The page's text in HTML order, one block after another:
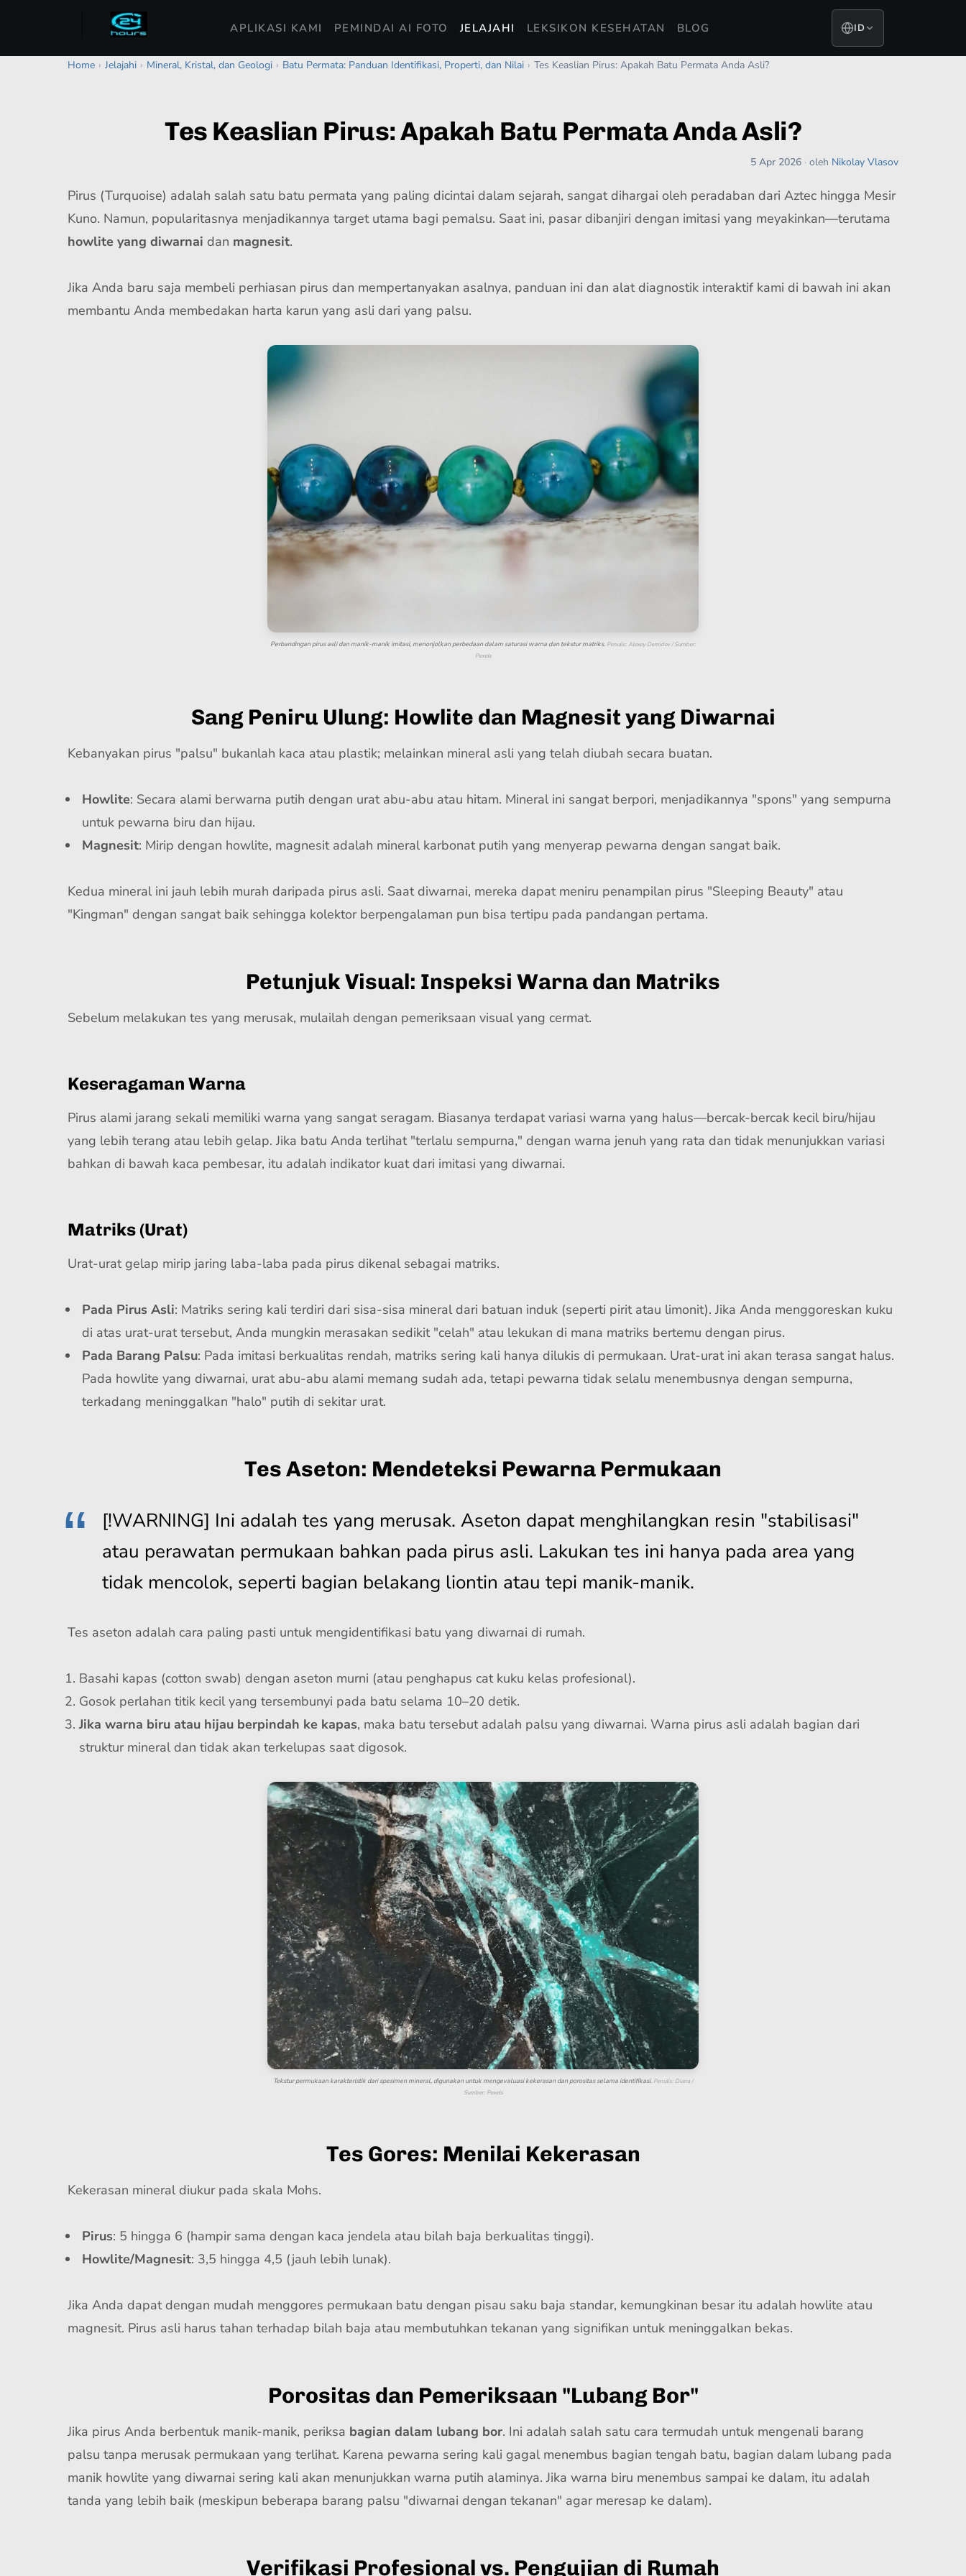
APLIKASI KAMI PEMINDAI AI FOTO JELAJAHI LEKSIKON KESEHATAN BLOG ID
Home › Jelajahi › Mineral, Kristal, dan Geologi › Batu Permata: Panduan Identifikasi, Properti, dan Nilai › Tes Keaslian Pirus: Apakah Batu Permata Anda Asli?
Tes Keaslian Pirus: Apakah Batu Permata Anda Asli?
5 Apr 2026 ·oleh Nikolay Vlasov
Pirus (Turquoise) adalah salah satu batu permata yang paling dicintai dalam sejarah, sangat dihargai oleh peradaban dari Aztec hingga Mesir
Kuno. Namun, popularitasnya menjadikannya target utama bagi pemalsu. Saat ini, pasar dibanjiri dengan imitasi yang meyakinkan—terutama
howlite yang diwarnai dan magnesit.
Jika Anda baru saja membeli perhiasan pirus dan mempertanyakan asalnya, panduan ini dan alat diagnostik interaktif kami di bawah ini akan
membantu Anda membedakan harta karun yang asli dari yang palsu.
Perbandingan pirus asli dan manik-manik imitasi, menonjolkan perbedaan dalam saturasi warna dan tekstur matriks. Penulis: Alexey Demidov / Sumber:
Pexels
Sang Peniru Ulung: Howlite dan Magnesit yang Diwarnai
Kebanyakan pirus "palsu" bukanlah kaca atau plastik; melainkan mineral asli yang telah diubah secara buatan.
Howlite: Secara alami berwarna putih dengan urat abu-abu atau hitam. Mineral ini sangat berpori, menjadikannya "spons" yang sempurna
untuk pewarna biru dan hijau.
Magnesit: Mirip dengan howlite, magnesit adalah mineral karbonat putih yang menyerap pewarna dengan sangat baik.
Kedua mineral ini jauh lebih murah daripada pirus asli. Saat diwarnai, mereka dapat meniru penampilan pirus "Sleeping Beauty" atau
"Kingman" dengan sangat baik sehingga kolektor berpengalaman pun bisa tertipu pada pandangan pertama.
Petunjuk Visual: Inspeksi Warna dan Matriks
Sebelum melakukan tes yang merusak, mulailah dengan pemeriksaan visual yang cermat.
Keseragaman Warna
Pirus alami jarang sekali memiliki warna yang sangat seragam. Biasanya terdapat variasi warna yang halus—bercak-bercak kecil biru/hijau
yang lebih terang atau lebih gelap. Jika batu Anda terlihat "terlalu sempurna," dengan warna jenuh yang rata dan tidak menunjukkan variasi
bahkan di bawah kaca pembesar, itu adalah indikator kuat dari imitasi yang diwarnai.
Matriks (Urat)
Urat-urat gelap mirip jaring laba-laba pada pirus dikenal sebagai matriks.
Pada Pirus Asli: Matriks sering kali terdiri dari sisa-sisa mineral dari batuan induk (seperti pirit atau limonit). Jika Anda menggoreskan kuku
di atas urat-urat tersebut, Anda mungkin merasakan sedikit "celah" atau lekukan di mana matriks bertemu dengan pirus.
Pada Barang Palsu: Pada imitasi berkualitas rendah, matriks sering kali hanya dilukis di permukaan. Urat-urat ini akan terasa sangat halus.
Pada howlite yang diwarnai, urat abu-abu alami memang sudah ada, tetapi pewarna tidak selalu menembusnya dengan sempurna,
terkadang meninggalkan "halo" putih di sekitar urat.
Tes Aseton: Mendeteksi Pewarna Permukaan
[!WARNING] Ini adalah tes yang merusak. Aseton dapat menghilangkan resin "stabilisasi"
atau perawatan permukaan bahkan pada pirus asli. Lakukan tes ini hanya pada area yang
tidak mencolok, seperti bagian belakang liontin atau tepi manik-manik.
Tes aseton adalah cara paling pasti untuk mengidentifikasi batu yang diwarnai di rumah.
Basahi kapas (cotton swab) dengan aseton murni (atau penghapus cat kuku kelas profesional).
Gosok perlahan titik kecil yang tersembunyi pada batu selama 10–20 detik.
Jika warna biru atau hijau berpindah ke kapas, maka batu tersebut adalah palsu yang diwarnai. Warna pirus asli adalah bagian dari
struktur mineral dan tidak akan terkelupas saat digosok.
Tekstur permukaan karakteristik dari spesimen mineral, digunakan untuk mengevaluasi kekerasan dan porositas selama identifikasi. Penulis: Diana /
Sumber: Pexels
Tes Gores: Menilai Kekerasan
Kekerasan mineral diukur pada skala Mohs.
Pirus: 5 hingga 6 (hampir sama dengan kaca jendela atau bilah baja berkualitas tinggi).
Howlite/Magnesit: 3,5 hingga 4,5 (jauh lebih lunak).
Jika Anda dapat dengan mudah menggores permukaan batu dengan pisau saku baja standar, kemungkinan besar itu adalah howlite atau
magnesit. Pirus asli harus tahan terhadap bilah baja atau membutuhkan tekanan yang signifikan untuk meninggalkan bekas.
Porositas dan Pemeriksaan "Lubang Bor"
Jika pirus Anda berbentuk manik-manik, periksa bagian dalam lubang bor. Ini adalah salah satu cara termudah untuk mengenali barang
palsu tanpa merusak permukaan yang terlihat. Karena pewarna sering kali gagal menembus bagian tengah batu, bagian dalam lubang pada
manik howlite yang diwarnai sering kali akan menunjukkan warna putih alaminya. Jika warna biru menembus sampai ke dalam, itu adalah
tanda yang lebih baik (meskipun beberapa barang palsu "diwarnai dengan tekanan" agar meresap ke dalam).
Verifikasi Profesional vs. Pengujian di Rumah